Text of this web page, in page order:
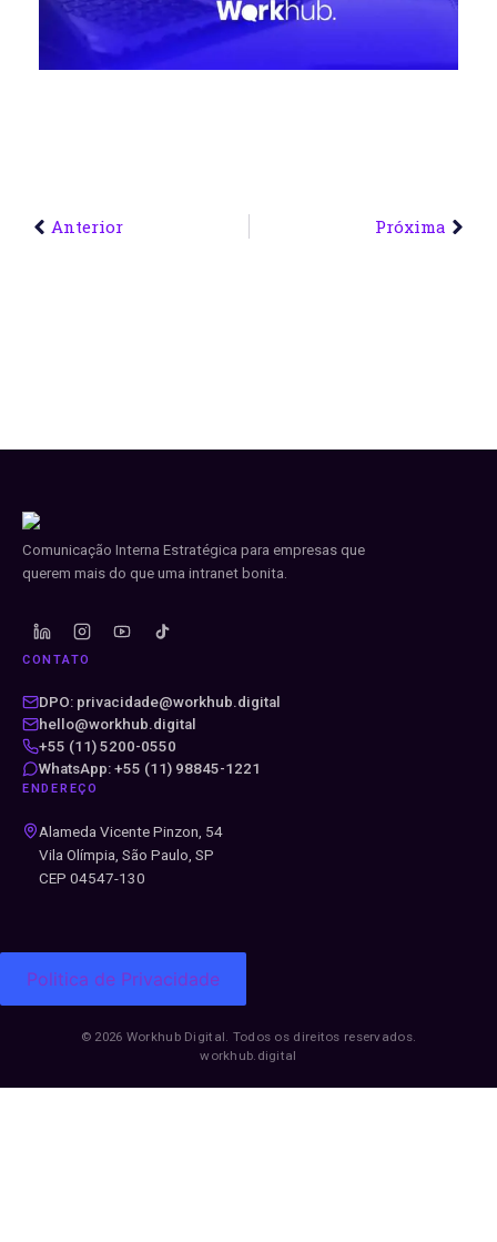
Anterior Próxima
Comunicação Interna Estratégica para empresas que
querem mais do que uma intranet bonita.
CONTATO
DPO: privacidade@workhub.digital
hello@workhub.digital
+55 (11) 5200-0550
WhatsApp: +55 (11) 98845-1221
ENDEREÇO
Alameda Vicente Pinzon, 54
Vila Olímpia, São Paulo, SP
CEP 04547-130
Politica de Privacidade
© 2026 Workhub Digital. Todos os direitos reservados.
workhub.digital